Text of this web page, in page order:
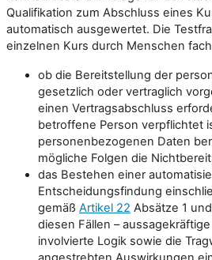
Qualifikation zum Abschluss eines
automatisch ausgewertet. Die
einzelnen Kurs durch Menschen
ob die Bereitstellung der
gesetzlich oder vertraglich
einen Vertragsabschluss
betroffene Person verpflichtet
personenbezogenen Daten
mögliche Folgen die
das Bestehen einer
Entscheidungsfindung
gemäß Artikel 22 Absätze 1
diesen Fällen –
involvierte Logik sowie die